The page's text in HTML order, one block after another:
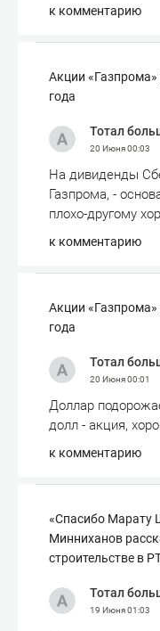
к комментарию
Акции
года
Тотал
20 Июня00:03
На дивиденды
Газпрома, -
плохо-другому
к комментарию
Акции
года
Тотал
20 Июня00:01
Доллар
долл - акция,
к комментарию
«Спасибо Марату
Минниханов
строительстве в
Тотал
19 Июня01:03